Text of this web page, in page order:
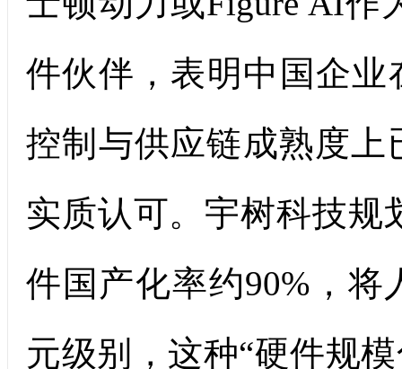
件伙伴，表明中国企
控制与供应链成熟度
实质认可。宇树科技规
件国产化率约90%，
元级别，这种“硬件规